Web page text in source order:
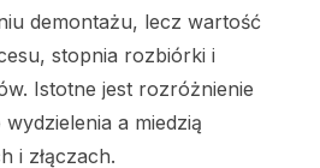
demontażu, lecz wartość
stopnia rozbiórki i
Istotne jest rozróżnienie
wydzielenia a miedzią
i złączach.